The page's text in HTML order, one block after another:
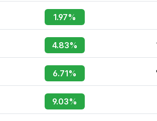
1.97%
4.83%
6.71%
9.03%